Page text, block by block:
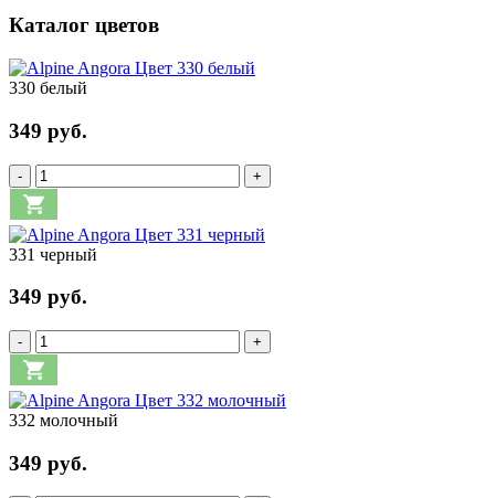
Каталог цветов
330 белый
349 руб.
- +
331 черный
349 руб.
- +
332 молочный
349 руб.